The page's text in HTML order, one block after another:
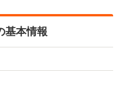
全高
1.87m
基本情報